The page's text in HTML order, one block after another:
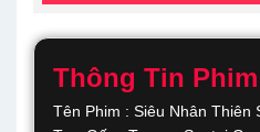
Thông Tin
Tên Phim : Siêu Nhân Thiên